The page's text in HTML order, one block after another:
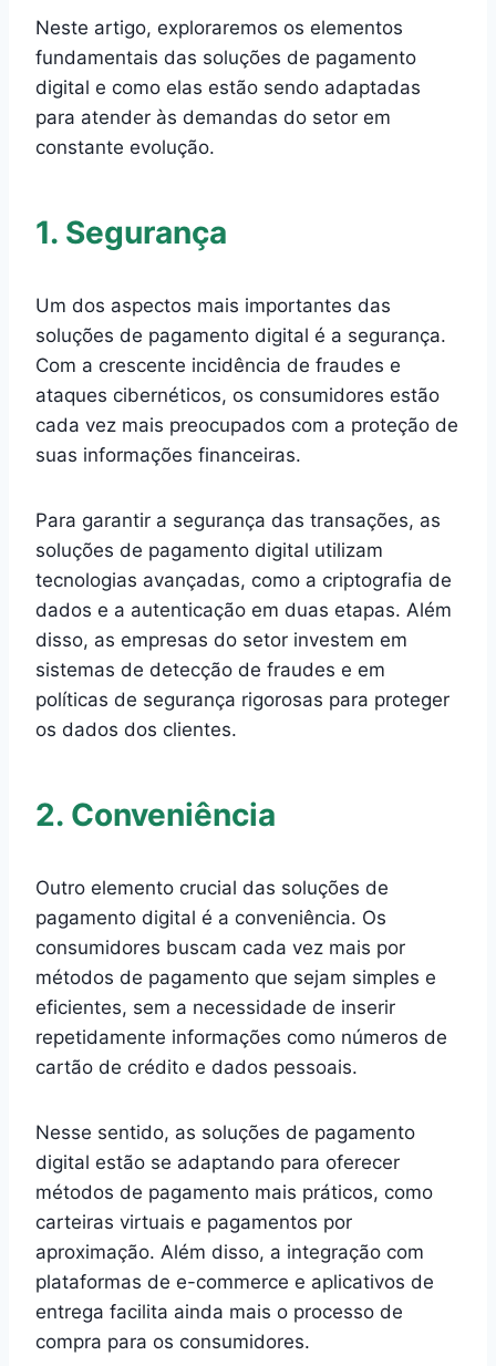
Neste artigo, exploraremos os elementos
fundamentais das soluções de pagamento
digital e como elas estão sendo adaptadas
para atender às demandas do setor em
constante evolução.
1. Segurança
Um dos aspectos mais importantes das
soluções de pagamento digital é a segurança.
Com a crescente incidência de fraudes e
ataques cibernéticos, os consumidores estão
cada vez mais preocupados com a proteção de
suas informações financeiras.
Para garantir a segurança das transações, as
soluções de pagamento digital utilizam
tecnologias avançadas, como a criptografia de
dados e a autenticação em duas etapas. Além
disso, as empresas do setor investem em
sistemas de detecção de fraudes e em
políticas de segurança rigorosas para proteger
os dados dos clientes.
2. Conveniência
Outro elemento crucial das soluções de
pagamento digital é a conveniência. Os
consumidores buscam cada vez mais por
métodos de pagamento que sejam simples e
eficientes, sem a necessidade de inserir
repetidamente informações como números de
cartão de crédito e dados pessoais.
Nesse sentido, as soluções de pagamento
digital estão se adaptando para oferecer
métodos de pagamento mais práticos, como
carteiras virtuais e pagamentos por
aproximação. Além disso, a integração com
plataformas de e-commerce e aplicativos de
entrega facilita ainda mais o processo de
compra para os consumidores.